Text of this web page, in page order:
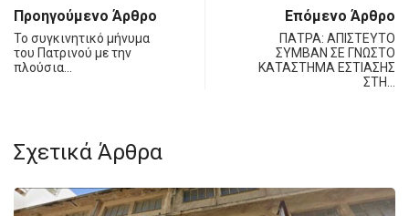
Προηγούμενο Άρθρο
Το συγκινητικό μήνυμα
του Πατρινού με την
πλούσια…
Επόμενο Άρθρο
ΠΑΤΡΑ: AΠΙΣΤΕΥΤΟ
ΣΥΜΒΑΝ ΣΕ ΓΝΩΣΤΟ
ΚΑΤΑΣΤΗΜΑ ΕΣΤΙΑΣΗΣ
ΣΤΗ…
Σχετικά Άρθρα